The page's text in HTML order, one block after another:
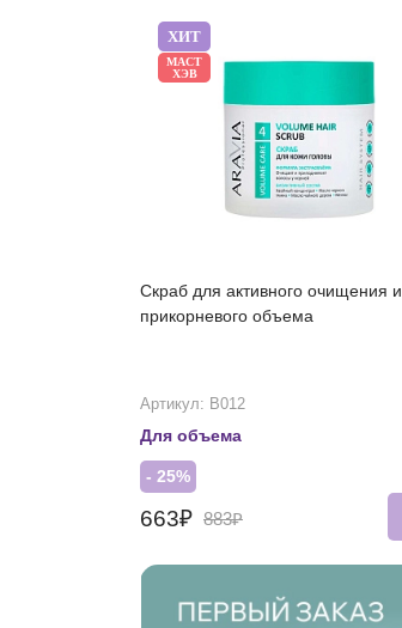
ХИТ
МАСТ
ХЭВ
Скраб для активного очищения и
прикорневого объема
Артикул: В012
Для объема
- 25%
663₽ 883₽